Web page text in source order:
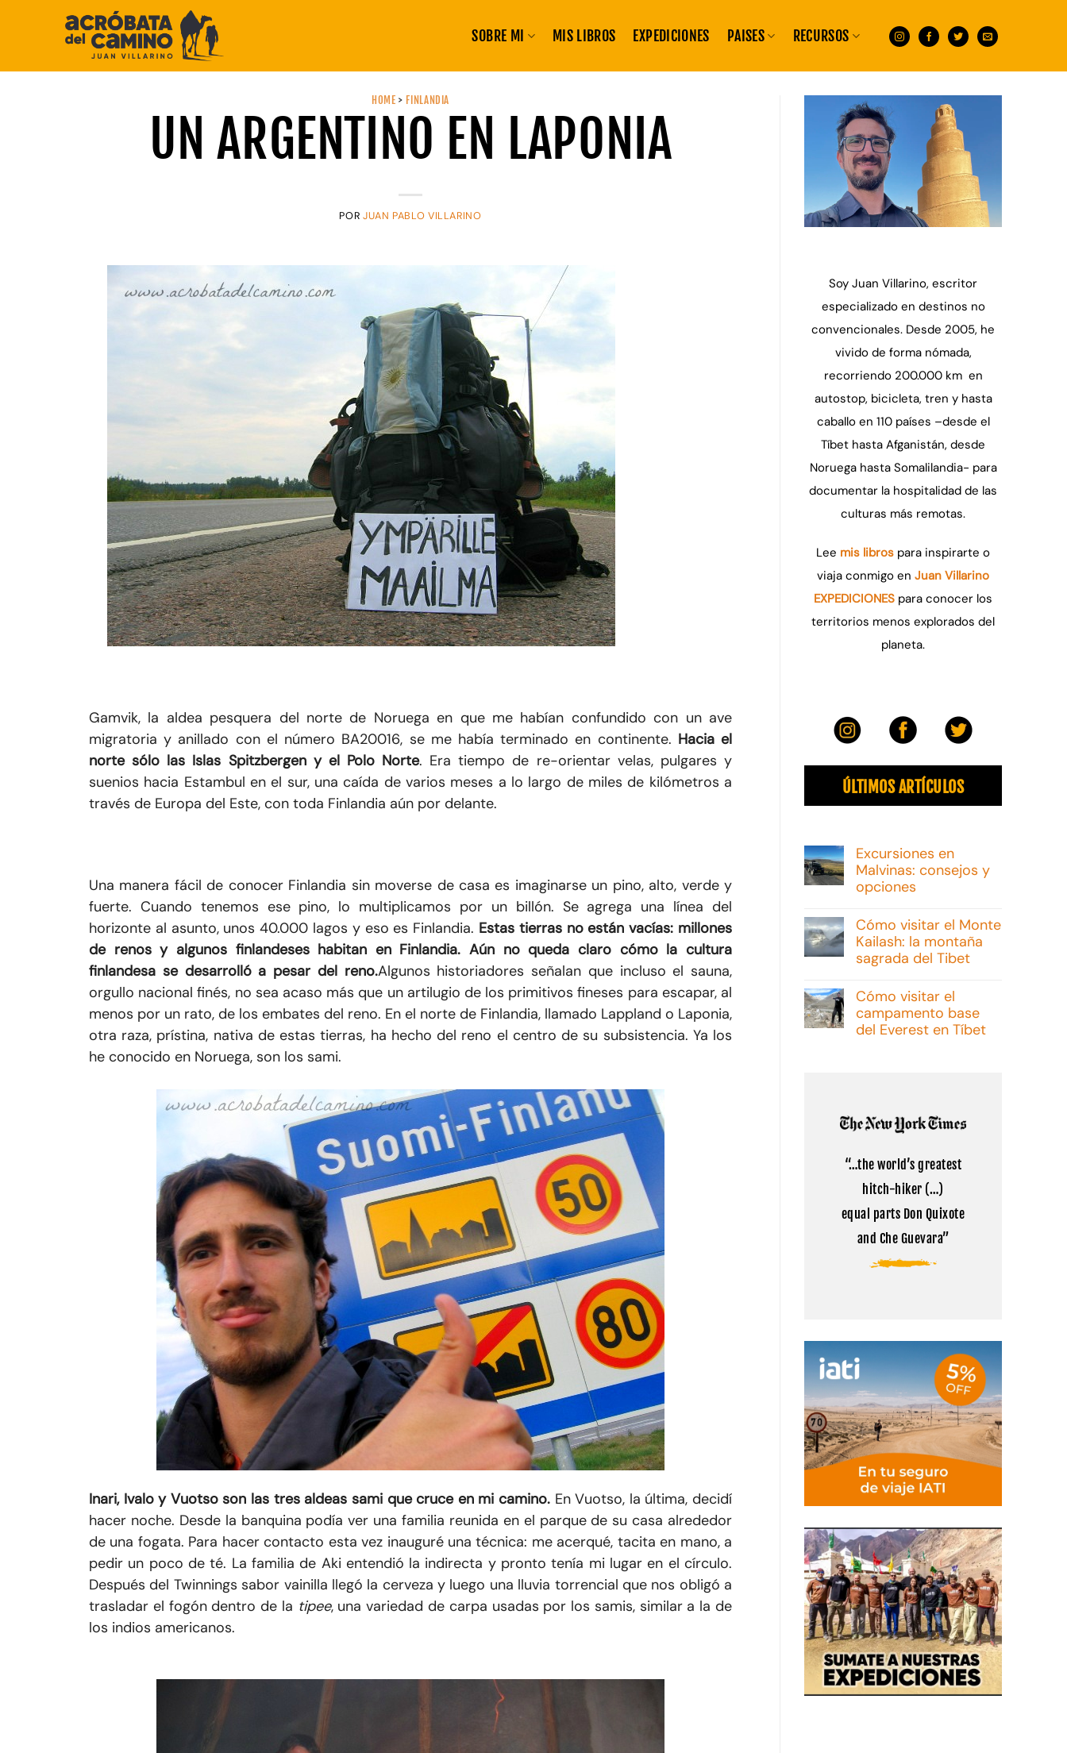
SOBRE MI MIS LIBROS EXPEDICIONES PAISES RECURSOS
HOME > FINLANDIA
UN ARGENTINO EN LAPONIA
POR JUAN PABLO VILLARINO
Gamvik, la aldea pesquera del norte de Noruega en que me habían confundido con un ave
migratoria y anillado con el número BA20016, se me había terminado en continente. Hacia el
norte sólo las Islas Spitzbergen y el Polo Norte. Era tiempo de re-orientar velas, pulgares y
suenios hacia Estambul en el sur, una caída de varios meses a lo largo de miles de kilómetros a
través de Europa del Este, con toda Finlandia aún por delante.
Una manera fácil de conocer Finlandia sin moverse de casa es imaginarse un pino, alto, verde y
fuerte. Cuando tenemos ese pino, lo multiplicamos por un billón. Se agrega una línea del
horizonte al asunto, unos 40.000 lagos y eso es Finlandia. Estas tierras no están vacías: millones
de renos y algunos finlandeses habitan en Finlandia. Aún no queda claro cómo la cultura
finlandesa se desarrolló a pesar del reno.Algunos historiadores señalan que incluso el sauna,
orgullo nacional finés, no sea acaso más que un artilugio de los primitivos fineses para escapar, al
menos por un rato, de los embates del reno. En el norte de Finlandia, llamado Lappland o Laponia,
otra raza, prístina, nativa de estas tierras, ha hecho del reno el centro de su subsistencia. Ya los
he conocido en Noruega, son los sami.
Inari, Ivalo y Vuotso son las tres aldeas sami que cruce en mi camino.En Vuotso, la última, decidí
hacer noche. Desde la banquina podía ver una familia reunida en el parque de su casa alrededor
de una fogata. Para hacer contacto esta vez inauguré una técnica: me acerqué, tacita en mano, a
pedir un poco de té. La familia de Aki entendió la indirecta y pronto tenía mi lugar en el círculo.
Después del Twinnings sabor vainilla llegó la cerveza y luego una lluvia torrencial que nos obligó a
trasladar el fogón dentro de la tipee, una variedad de carpa usadas por los samis, similar a la de
los indios americanos.
Soy Juan Villarino, escritor
especializado en destinos no
convencionales. Desde 2005, he
vivido de forma nómada,
recorriendo 200.000 km en
autostop, bicicleta, tren y hasta
caballo en 110 países –desde el
Tíbet hasta Afganistán, desde
Noruega hasta Somalilandia- para
documentar la hospitalidad de las
culturas más remotas.
Lee mis libros para inspirarte o
viaja conmigo en Juan Villarino
EXPEDICIONES para conocer los
territorios menos explorados del
planeta.
ÚLTIMOS ARTÍCULOS
Excursiones en
Malvinas: consejos y
opciones
hay
comentarios
en
Excursiones
en
y
opciones
Cómo visitar el Monte
Kailash: la montaña
sagrada del Tibet
hay
comentarios
en
Cómo
visitar
del
Tibet
Cómo visitar el
campamento base
del Everest en Tíbet
el
campamento
Everest
Tíbet
“…the world’s greatest
hitch-hiker (…)
equal parts Don Quixote
and Che Guevara”